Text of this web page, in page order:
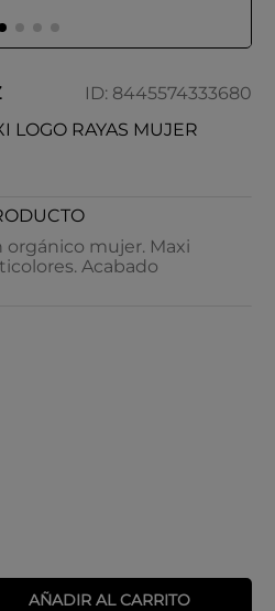
ID: 8445574333680
LOGO RAYAS MUJER
mujer. Maxi
Acabado
AÑADIR AL CARRITO